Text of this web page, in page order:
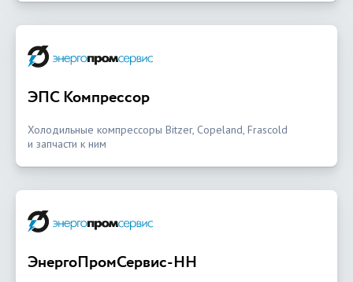
ЭПС Компрессор
Холодильные компрессоры Bitzer, Copeland, Frascold
и запчасти к ним
ЭнергоПромСервис-НН